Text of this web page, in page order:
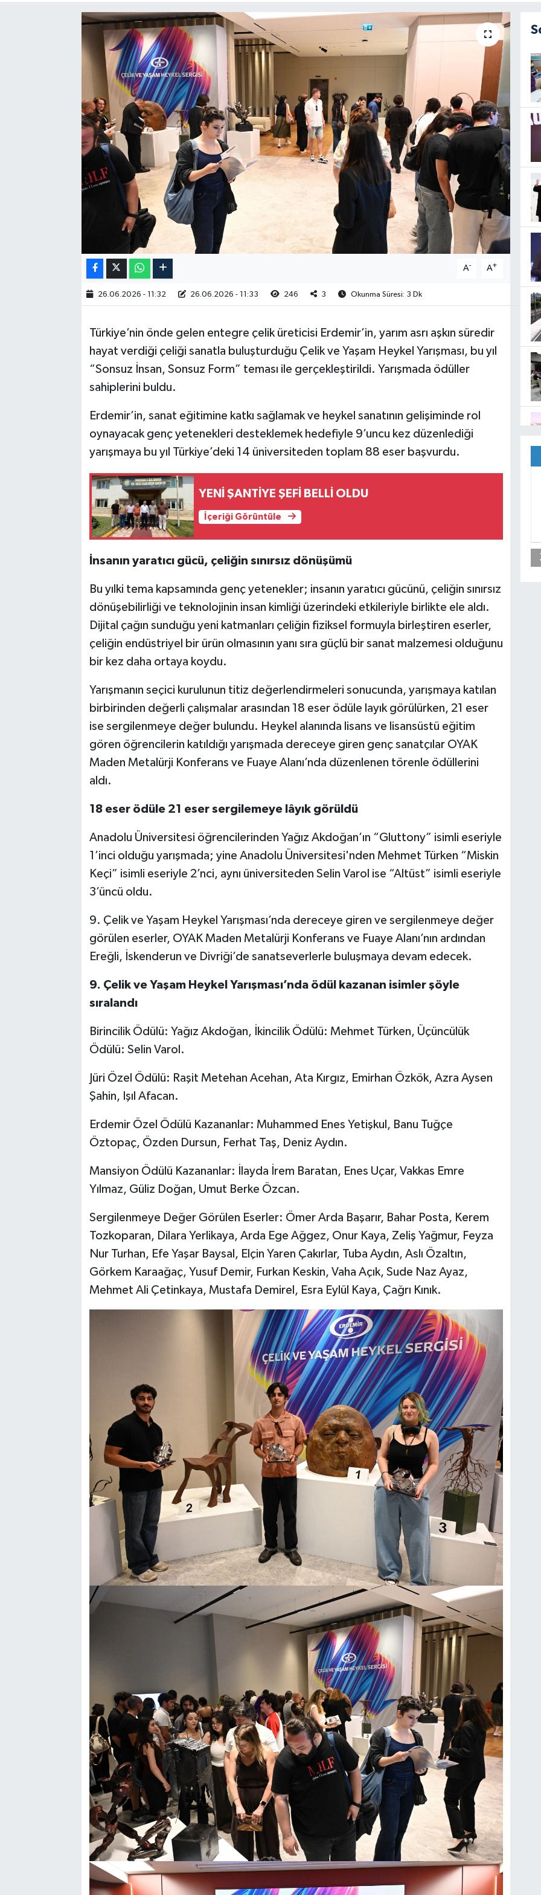
A- A+
26.06.2026 - 11:32 26.06.2026 - 11:33 246 3 Okunma Süresi: 3 Dk
Türkiye’nin önde gelen entegre çelik üreticisi Erdemir’in, yarım asrı aşkın süredir
hayat verdiği çeliği sanatla buluşturduğu Çelik ve Yaşam Heykel Yarışması, bu yıl
“Sonsuz İnsan, Sonsuz Form” teması ile gerçekleştirildi. Yarışmada ödüller
sahiplerini buldu.
Erdemir’in, sanat eğitimine katkı sağlamak ve heykel sanatının gelişiminde rol
oynayacak genç yetenekleri desteklemek hedefiyle 9’uncu kez düzenlediği
yarışmaya bu yıl Türkiye’deki 14 üniversiteden toplam 88 eser başvurdu.
YENİ ŞANTİYE ŞEFİ BELLİ OLDU
İçeriği Görüntüle
İnsanın yaratıcı gücü, çeliğin sınırsız dönüşümü
Bu yılki tema kapsamında genç yetenekler; insanın yaratıcı gücünü, çeliğin sınırsız
dönüşebilirliği ve teknolojinin insan kimliği üzerindeki etkileriyle birlikte ele aldı.
Dijital çağın sunduğu yeni katmanları çeliğin fiziksel formuyla birleştiren eserler,
çeliğin endüstriyel bir ürün olmasının yanı sıra güçlü bir sanat malzemesi olduğunu
bir kez daha ortaya koydu.
Yarışmanın seçici kurulunun titiz değerlendirmeleri sonucunda, yarışmaya katılan
birbirinden değerli çalışmalar arasından 18 eser ödüle layık görülürken, 21 eser
ise sergilenmeye değer bulundu. Heykel alanında lisans ve lisansüstü eğitim
gören öğrencilerin katıldığı yarışmada dereceye giren genç sanatçılar OYAK
Maden Metalürji Konferans ve Fuaye Alanı’nda düzenlenen törenle ödüllerini
aldı.
18 eser ödüle 21 eser sergilemeye lâyık görüldü
Anadolu Üniversitesi öğrencilerinden Yağız Akdoğan’ın “Gluttony” isimli eseriyle
1’inci olduğu yarışmada; yine Anadolu Üniversitesi'nden Mehmet Türken “Miskin
Keçi” isimli eseriyle 2’nci, aynı üniversiteden Selin Varol ise “Altüst” isimli eseriyle
3’üncü oldu.
9. Çelik ve Yaşam Heykel Yarışması’nda dereceye giren ve sergilenmeye değer
görülen eserler, OYAK Maden Metalürji Konferans ve Fuaye Alanı’nın ardından
Ereğli, İskenderun ve Divriği’de sanatseverlerle buluşmaya devam edecek.
9. Çelik ve Yaşam Heykel Yarışması’nda ödül kazanan isimler şöyle
sıralandı
Birincilik Ödülü: Yağız Akdoğan, İkincilik Ödülü: Mehmet Türken, Üçüncülük
Ödülü: Selin Varol.
Jüri Özel Ödülü: Raşit Metehan Acehan, Ata Kırgız, Emirhan Özkök, Azra Aysen
Şahin, Işıl Afacan.
Erdemir Özel Ödülü Kazananlar: Muhammed Enes Yetişkul, Banu Tuğçe
Öztopaç, Özden Dursun, Ferhat Taş, Deniz Aydın.
Mansiyon Ödülü Kazananlar: İlayda İrem Baratan, Enes Uçar, Vakkas Emre
Yılmaz, Güliz Doğan, Umut Berke Özcan.
Sergilenmeye Değer Görülen Eserler: Ömer Arda Başarır, Bahar Posta, Kerem
Tozkoparan, Dilara Yerlikaya, Arda Ege Ağgez, Onur Kaya, Zeliş Yağmur, Feyza
Nur Turhan, Efe Yaşar Baysal, Elçin Yaren Çakırlar, Tuba Aydın, Aslı Özaltın,
Görkem Karaağaç, Yusuf Demir, Furkan Keskin, Vaha Açık, Sude Naz Ayaz,
Mehmet Ali Çetinkaya, Mustafa Demirel, Esra Eylül Kaya, Çağrı Kınık.
RESMİ İLAN